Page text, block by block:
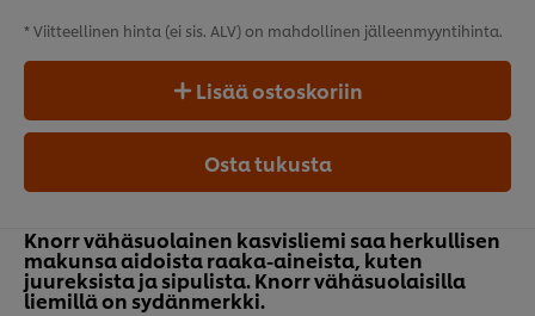
* Viitteellinen hinta (ei sis. ALV) on mahdollinen jälleenmyyntihinta.
Lisää ostoskoriin
Osta tukusta
Knorr vähäsuolainen kasvisliemi saa herkullisen
makunsa aidoista raaka-aineista, kuten
juureksista ja sipulista. Knorr vähäsuolaisilla
liemillä on sydänmerkki.